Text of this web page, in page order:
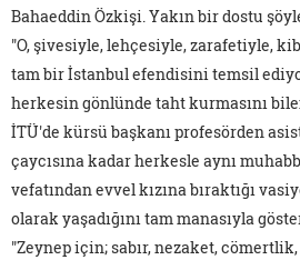
Bahaeddin Özkişi. Yakın bir dostu
"O, şivesiyle, lehçesiyle, zarafetiyle,
tam bir İstanbul efendisini temsil
herkesin gönlünde taht kurmasını
İTÜ'de kürsü başkanı profesörden
çaycısına kadar herkesle aynı
vefatından evvel kızına bıraktığı
olarak yaşadığını tam manasıyla
"Zeynep için; sabır, nezaket,